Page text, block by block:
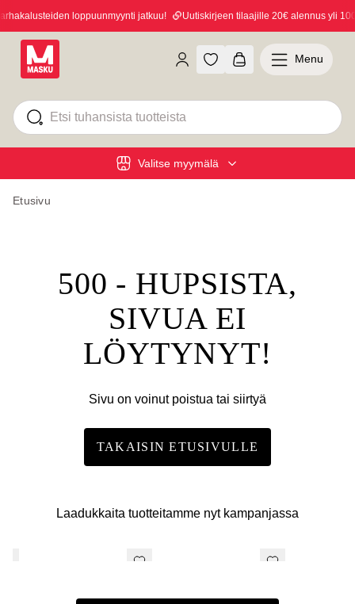
loppuunmyynti jatkuu! Uutiskirjeen tilaajille 20€ alennus yli
Valitse myymälä
Menu
Etusivu
500 - HUPSISTA,
SIVUA EI
LÖYTYNYT!
Sivu on voinut poistua tai siirtyä
TAKAISIN ETUSIVULLE
Laadukkaita tuotteitamme nyt kampanjassa